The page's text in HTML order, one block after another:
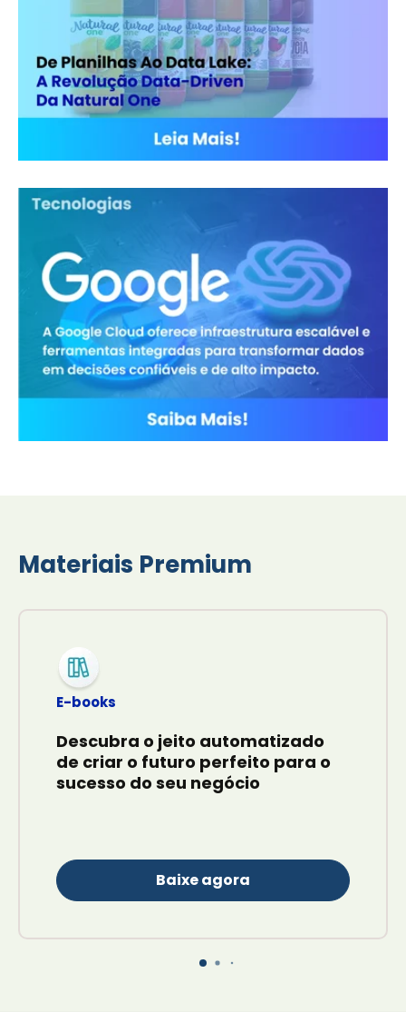
Materiais Premium
E-books
Descubra o jeito automatizado
de criar o futuro perfeito para o
sucesso do seu negócio
Baixe agora